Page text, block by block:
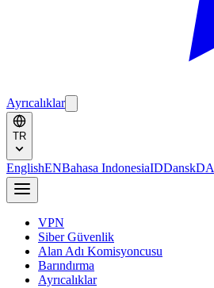
Ayrıcalıklar
TR
EnglishENBahasa IndonesiaIDDanskDA
VPN
Siber Güvenlik
Alan Adı Komisyoncusu
Barındırma
Ayrıcalıklar